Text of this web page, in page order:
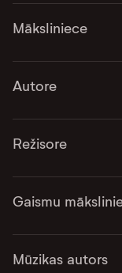
Māksliniece
Autore
Režisore
Gaismu
Mūzikas autors